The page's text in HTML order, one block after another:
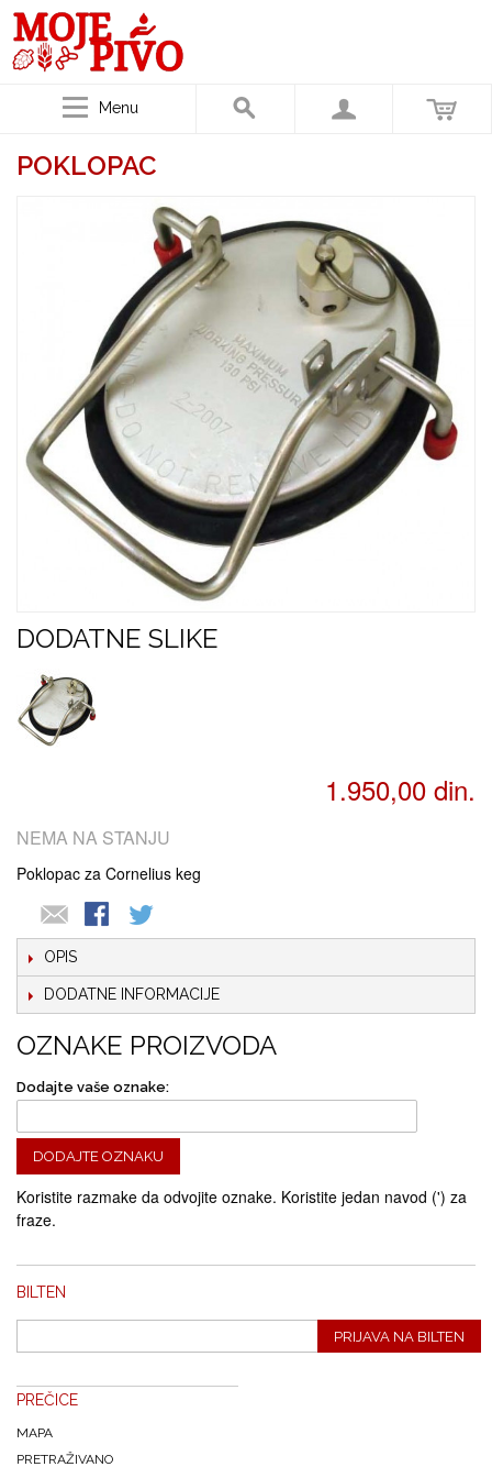
Menu
POKLOPAC
DODATNE SLIKE
1.950,00 din.
NEMA NA STANJU
Poklopac za Cornelius keg
OPIS
DODATNE INFORMACIJE
OZNAKE PROIZVODA
Dodajte vaše oznake:
DODAJTE OZNAKU
Koristite razmake da odvojite oznake. Koristite jedan navod (') za
fraze.
BILTEN
PRIJAVA NA BILTEN
PREČICE
MAPA
PRETRAŽIVANO